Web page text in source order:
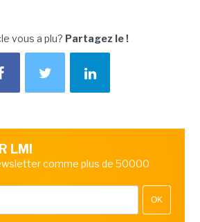
vous a plu? Partagez le !
LMI
comme plus de 50000
OK